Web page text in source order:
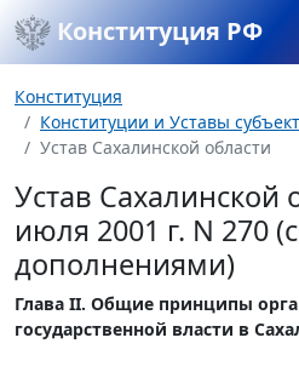
Конституция РФ
Конституция
Конституции и Уставы
Устав Сахалинской области
Устав Сахалинской
июля 2001 г. N 270
дополнениями)
Глава II. Общие принципы
государственной власти в